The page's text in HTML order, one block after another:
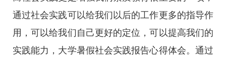
通过社会实践可以给我们以后的工作更多的指导作
用，可以给我们自己更好的定位，可以提高我们的
实践能力，大学暑假社会实践报告心得体会。通过